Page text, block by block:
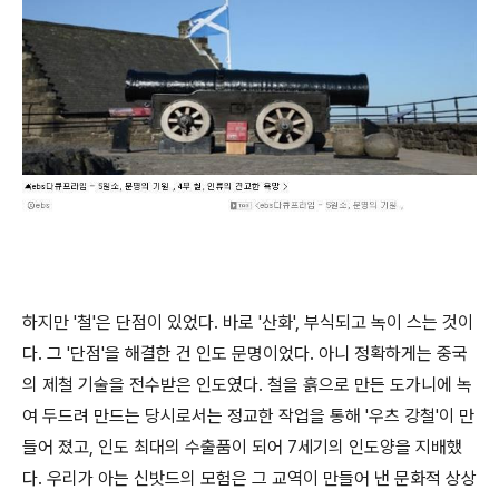
하지만 '철'은 단점이 있었다. 바로 '산화', 부식되고 녹이 스는 것이
다. 그 '단점'을 해결한 건 인도 문명이었다. 아니 정확하게는 중국
의 제철 기술을 전수받은 인도였다. 철을 흙으로 만든 도가니에 녹
여 두드려 만드는 당시로서는 정교한 작업을 통해 '우츠 강철'이 만
들어 졌고, 인도 최대의 수출품이 되어 7세기의 인도양을 지배했
다. 우리가 아는 신밧드의 모험은 그 교역이 만들어 낸 문화적 상상